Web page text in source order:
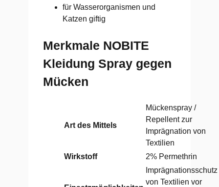
für Wasserorganismen und
Katzen giftig
Merkmale NOBITE
Kleidung Spray gegen
Mücken
Art des Mittels
Mückenspray /
Repellent zur
Imprägnation von
Textilien
Wirkstoff
2% Permethrin
Imprägnationsschutz
von Textilien vor